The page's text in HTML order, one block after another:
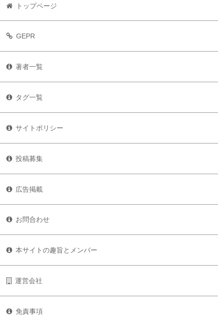
トップページ
GEPR
著者一覧
タグ一覧
サイトポリシー
投稿募集
広告掲載
お問合わせ
本サイトの趣旨とメンバー
運営会社
免責事項